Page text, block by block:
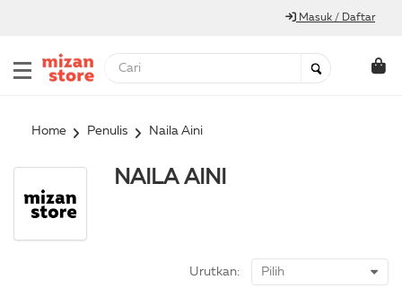
Masuk / Daftar
Home Penulis Naila Aini
NAILA AINI
Urutkan: